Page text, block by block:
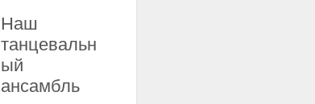
Наш
танцевальн
ый
ансамбль